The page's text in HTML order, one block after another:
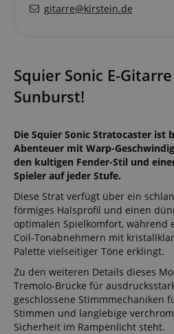
gitarre@kirstein.de
Squier Sonic E-
Sunburst!
Die Squier Sonic Stratocaster ist
Abenteuer mit Warp-
den kultigen Fender-Stil und
Spieler auf jeder Stufe.
Diese Strat verfügt über ein
förmiges Halsprofil und einen
optimalen Spielkomfort, während
Coil-Tonabnehmern mit
Palette vielseitiger Töne erklingt.
Zu den weiteren Details dieses
Tremolo-Brücke für
geschlossene Stimmmechaniken
Stimmen und langlebige
Sicherheit im Rampenlicht steht.